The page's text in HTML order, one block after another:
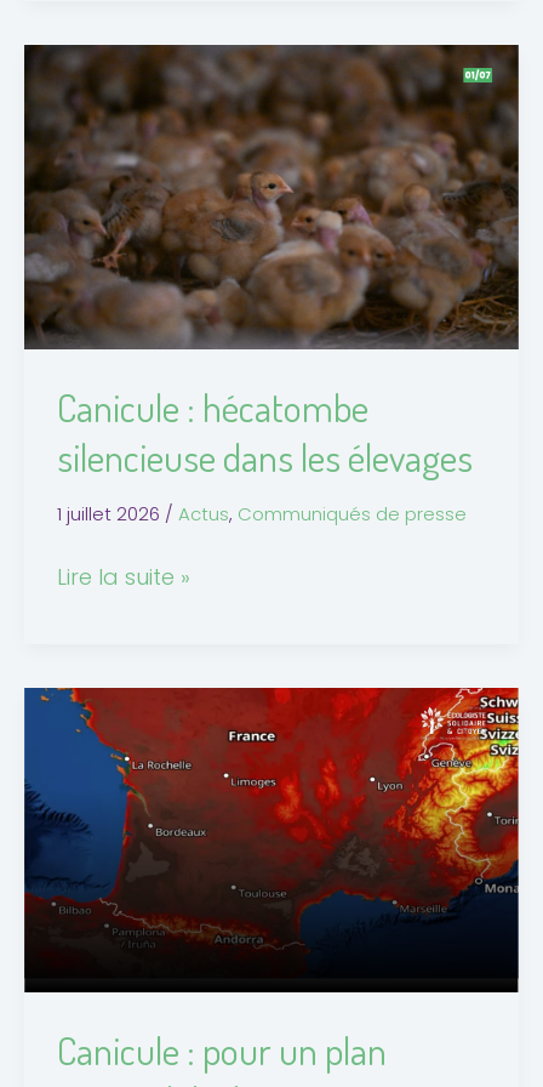
Canicule : hécatombe
silencieuse dans les élevages
1 juillet 2026 / Actus, Communiqués de presse
Canicule
hécatombe
silencieuse
dans
les
élevages
Lire la suite »
Canicule : pour un plan
Canicule
un
régional
d’adaptation,
anticiper
enfin
que